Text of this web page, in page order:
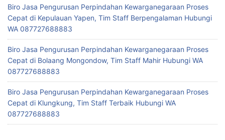
Biro Jasa Pengurusan Perpindahan Kewarganegaraan Proses
Cepat di Kepulauan Yapen, Tim Staff Berpengalaman Hubungi
WA 087727688883
Biro Jasa Pengurusan Perpindahan Kewarganegaraan Proses
Cepat di Bolaang Mongondow, Tim Staff Mahir Hubungi WA
087727688883
Biro Jasa Pengurusan Perpindahan Kewarganegaraan Proses
Cepat di Klungkung, Tim Staff Terbaik Hubungi WA
087727688883